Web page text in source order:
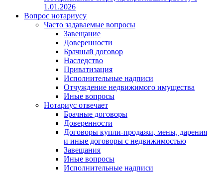
1.01.2026
Вопрос нотариусу
Часто задаваемые вопросы
Завещание
Доверенности
Брачный договор
Наследство
Приватизация
Исполнительные надписи
Отчуждение недвижимого имущества
Иные вопросы
Нотариус отвечает
Брачные договоры
Доверенности
Договоры купли-продажи, мены, дарения
и иные договоры с недвижимостью
Завещания
Иные вопросы
Исполнительные надписи